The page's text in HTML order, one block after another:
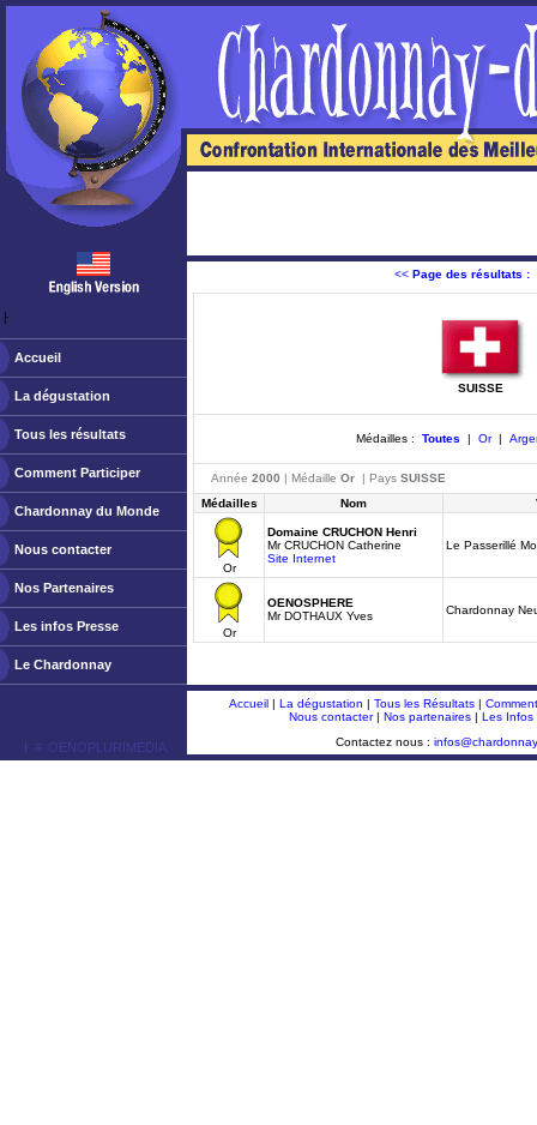
ￂﾠ
Accueil
La dégustation
Tous les résultats
Comment Participer
Chardonnay du Monde
Nous contacter
Nos Partenaires
Les infos Presse
Le Chardonnay
<< Page des résultats :
SUISSE
Médailles : Toutes | Or|
Année 2000 | Médaille Or | Pays SUISSE
Médailles
Nom
Or
Domaine CRUCHON Henri
Mr CRUCHON Catherine
Site Internet
Le Passerillé
Or
OENOSPHERE
Mr DOTHAUX Yves
Chardonnay
ￂﾮ OENOPLURIMEDIA
Accueil| La dégustation | Tous les Résultats|
Nous contacter| Nos partenaires| Les Infos
Contactez nous :